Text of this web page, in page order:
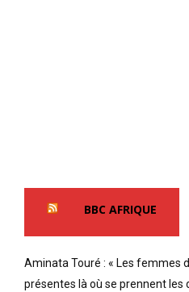
BBC AFRIQUE
Aminata Touré : « Les femmes
présentes là où se prennent les